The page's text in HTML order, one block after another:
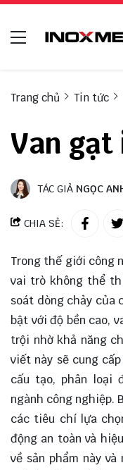
Trang chủ Tin tức
Van gạt
TÁC GIẢ NGỌC
CHIA SẺ:
Trong thế giới công
vai trò không thể
soát dòng chảy của
bật với độ bền cao,
trội nhờ khả năng
viết này sẽ cung
cấu tạo, phân loại
ngành công nghiệp.
các tiêu chí lựa
động an toàn và
về sản phẩm này